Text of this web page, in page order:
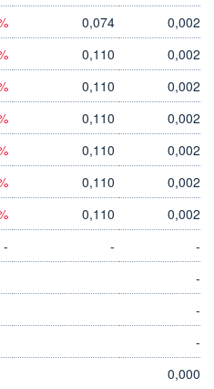
0,074
0,002
0,110
0,002
0,110
0,002
0,110
0,002
0,110
0,002
0,110
0,002
0,110
0,002
- -
-
-
-
-
0,000